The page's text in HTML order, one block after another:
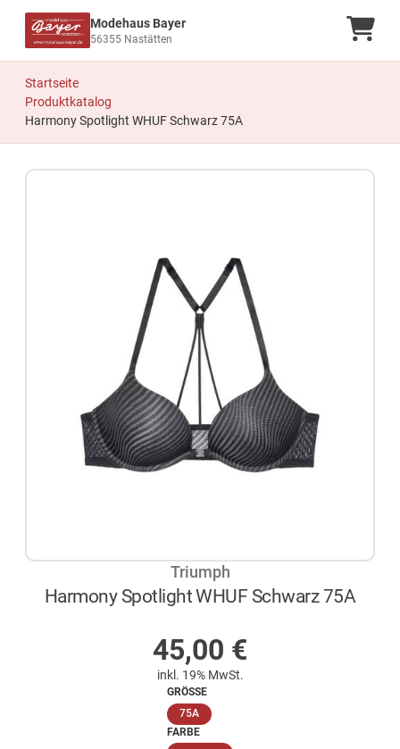
Modehaus Bayer
56355 Nastätten
Startseite
Produktkatalog
Harmony Spotlight WHUF Schwarz 75A
Triumph
Harmony Spotlight WHUF Schwarz 75A
45,00 €
inkl. 19% MwSt.
GRÖSSE
75A(ausgewählt)
FARBE